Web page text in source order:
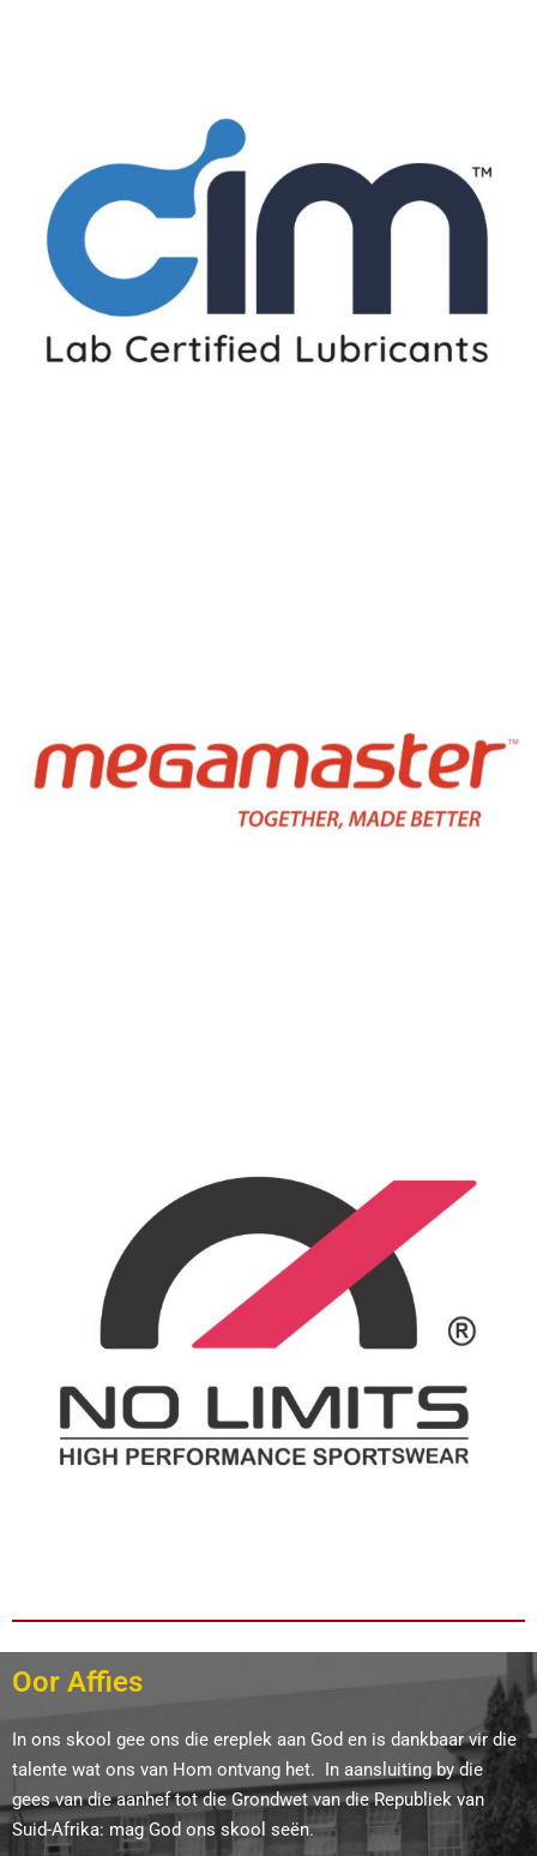
Oor Affies
In ons skool gee ons die ereplek aan God en is dankbaar vir die
talente wat ons van Hom ontvang het. In aansluiting by die
gees van die aanhef tot die Grondwet van die Republiek van
Suid-Afrika: mag God ons skool seën.